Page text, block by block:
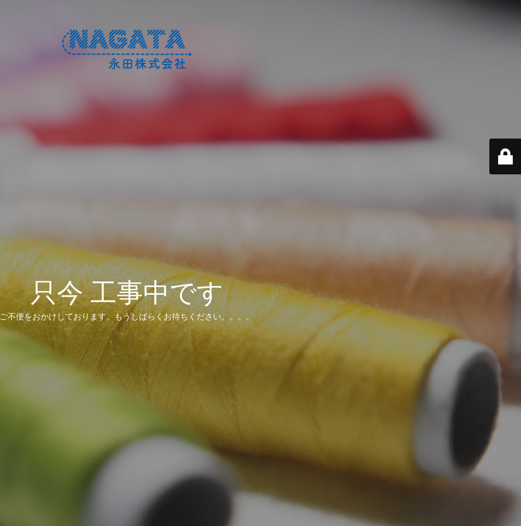
只今 工事中です
ご不便をおかけしております。もうしばらくお待ちください。。。。